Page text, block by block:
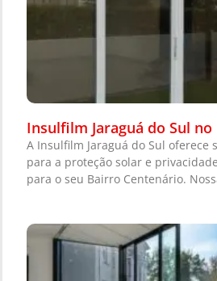
Insulfilm Jaraguá do Sul
A Insulfilm Jaraguá do Sul oferece
para a proteção solar e
para o seu Bairro Centenário.